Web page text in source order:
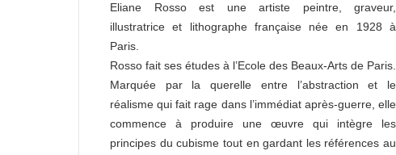
Eliane Rosso est une artiste peintre, graveur,
illustratrice et lithographe française née en 1928 à
Paris.
Rosso fait ses études à l’Ecole des Beaux-Arts de Paris.
Marquée par la querelle entre l’abstraction et le
réalisme qui fait rage dans l’immédiat après-guerre, elle
commence à produire une œuvre qui intègre les
principes du cubisme tout en gardant les références au